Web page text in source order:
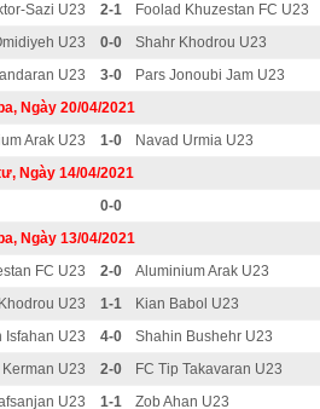
Sazi U23 2-1
Foolad Khuzestan FC U23
U23 0-0
Shahr Khodrou U23
U23 3-0
Pars Jonoubi Jam U23
Ngày 20/04/2021
Arak U23 1-0
Navad Urmia U23
Ngày 14/04/2021
0-0
Ngày 13/04/2021
FC U23 2-0
Aluminium Arak U23
U23 1-1
Kian Babol U23
Isfahan U23 4-0
Shahin Bushehr U23
Kerman U23 2-0
FC Tip Takavaran U23
U23 1-1
Zob Ahan U23